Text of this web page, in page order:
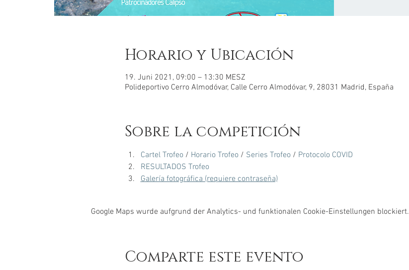
Horario y Ubicación
19. Juni 2021, 09:00 – 13:30 MESZ
Polideportivo Cerro Almodóvar, Calle Cerro Almodóvar, 9, 28031 Madrid, España
Sobre la competición
Cartel Trofeo / Horario Trofeo / Series Trofeo / Protocolo COVID
RESULTADOS Trofeo
Galería fotográfica (requiere contraseña)
Google Maps wurde aufgrund der Analytics- und funktionalen Cookie-Einstellungen blockiert.
Comparte este evento